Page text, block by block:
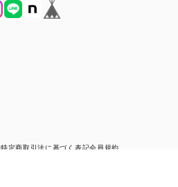
特定商取引法に基づく表記会員規約